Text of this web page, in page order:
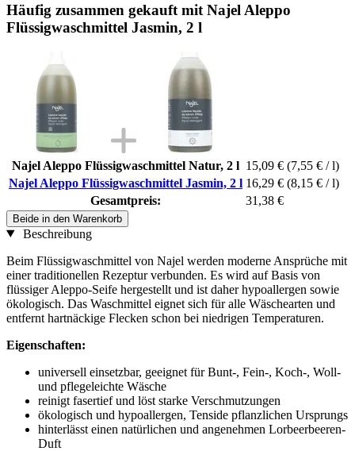
Häufig zusammen gekauft mit Najel Aleppo
Flüssigwaschmittel Jasmin, 2 l
Najel Aleppo Flüssigwaschmittel Natur, 2 l 15,09 € (7,55 € / l)
Najel Aleppo Flüssigwaschmittel Jasmin, 2 l 16,29 € (8,15 € / l)
Gesamtpreis:
31,38 €
Beide in den Warenkorb
Beschreibung
Beim Flüssigwaschmittel von Najel werden moderne Ansprüche mit
einer traditionellen Rezeptur verbunden. Es wird auf Basis von
flüssiger Aleppo-Seife hergestellt und ist daher hypoallergen sowie
ökologisch. Das Waschmittel eignet sich für alle Wäschearten und
entfernt hartnäckige Flecken schon bei niedrigen Temperaturen.
Eigenschaften:
universell einsetzbar, geeignet für Bunt-, Fein-, Koch-, Woll-
und pflegeleichte Wäsche
reinigt fasertief und löst starke Verschmutzungen
ökologisch und hypoallergen, Tenside pflanzlichen Ursprungs
hinterlässt einen natürlichen und angenehmen Lorbeerbeeren-
Duft